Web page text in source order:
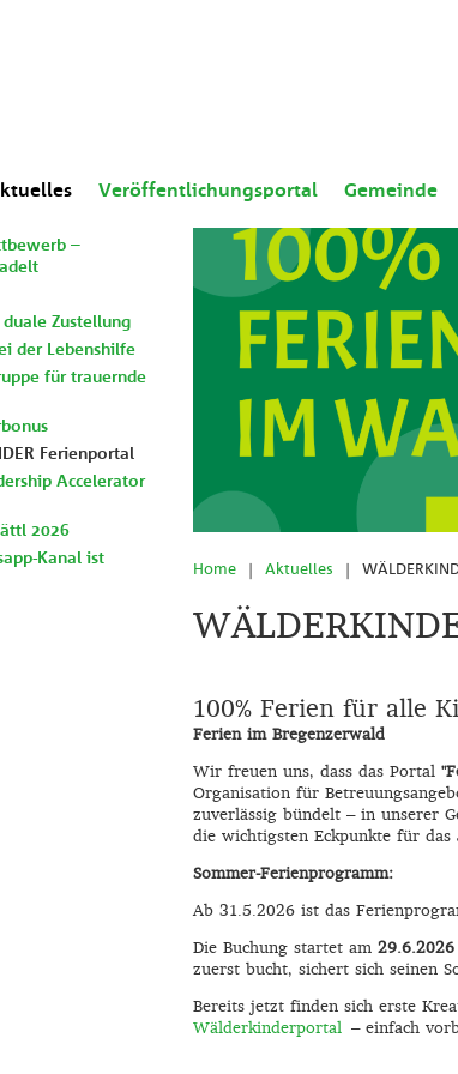
Veröffentlichungsportal Gemeinde
–
Zustellung
der Lebenshilfe
für trauernde
Ferienportal
Accelerator
2026
Kanal ist
Home | Aktuelles |
100% Ferien für alle
Ferien im Bregenzerwald
Wir freuen uns, dass das Portal
Organisation für
zuverlässig bündelt – in unserer
die wichtigsten Eckpunkte für das
Sommer-Ferienprogramm:
Ab 31.5.2026 ist das
Die Buchung startet am
zuerst bucht, sichert sich seinen
Bereits jetzt finden sich erste
Wälderkinderportal – einfach